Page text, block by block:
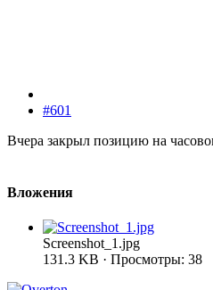
#601
Вчера закрыл позицию на
Вложения
Screenshot_1.jpg
131.3 KB · Просмотры: 38